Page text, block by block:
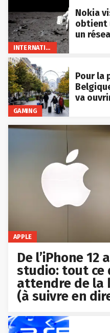
INTERNATIONAL
Nokia
obtient
un
GAMING
Pour la
va
APPLE
De l’iPhone 12
studio: tout ce
attendre de la
(à suivre en